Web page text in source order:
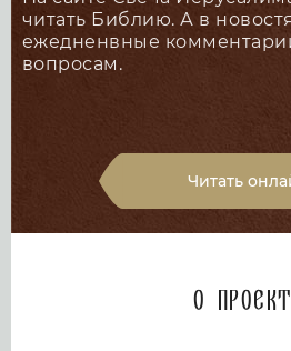
читать Библию. А в
ежедненвные
вопросам.
Читать
О